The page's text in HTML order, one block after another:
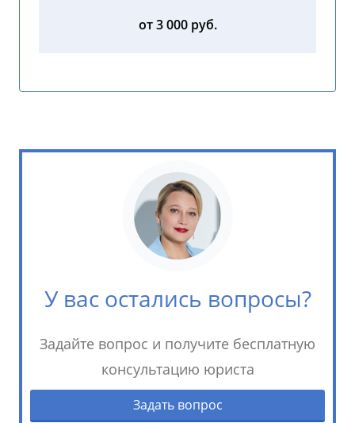
от 3 000 руб.
У вас остались вопросы?
Задайте вопрос и получите бесплатную
консультацию юриста
Задать вопрос